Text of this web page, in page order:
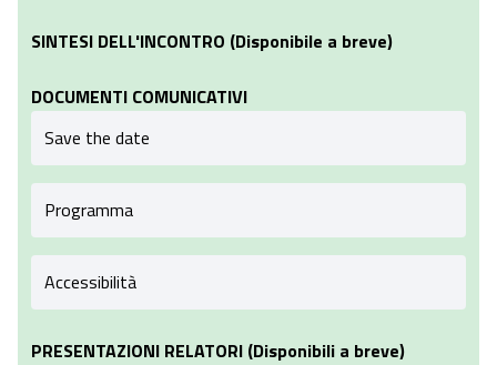
SINTESI DELL'INCONTRO (Disponibile a breve)
DOCUMENTI COMUNICATIVI
Save the date
Programma
Accessibilità
PRESENTAZIONI RELATORI (Disponibili a breve)